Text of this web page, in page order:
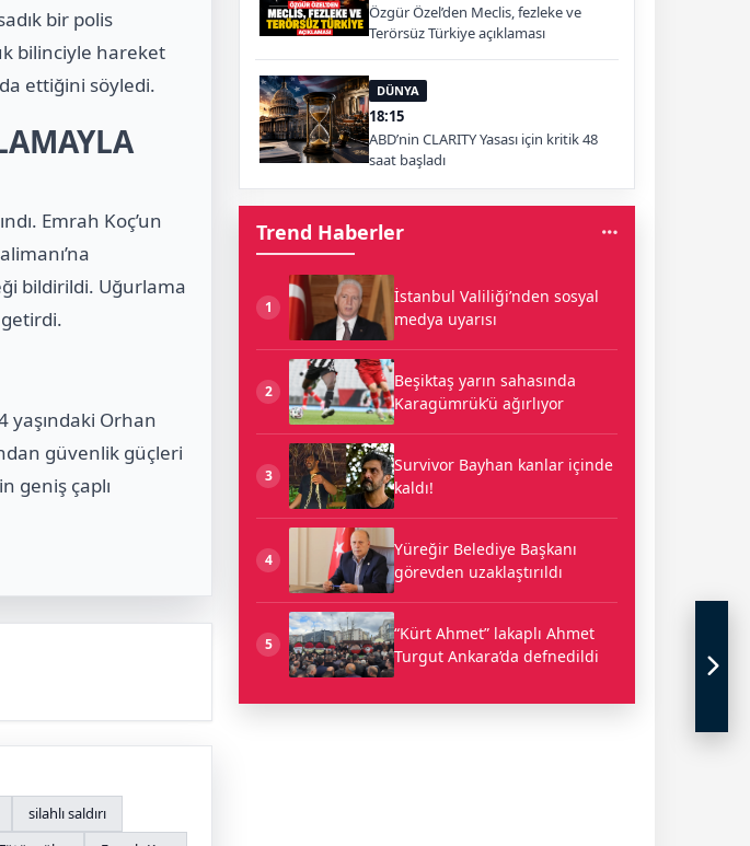
bir polis
bilinciyle hareket
ettiğini söyledi.
Emrah Koç’un
bildirildi. Uğurlama
yaşındaki Orhan
güvenlik güçleri
geniş çaplı
silahlı saldırı
Özgür Özel’den Meclis, fezleke ve
Terörsüz Türkiye açıklaması
DÜNYA
18:15
ABD’nin CLARITY Yasası için kritik 48
saat başladı
Trend Haberler
1
İstanbul Valiliği’nden sosyal
medya uyarısı
2
Beşiktaş yarın sahasında
Karagümrük’ü ağırlıyor
3
Survivor Bayhan kanlar içinde
kaldı!
4
Yüreğir Belediye Başkanı
görevden uzaklaştırıldı
5
“Kürt Ahmet” lakaplı Ahmet
Turgut Ankara’da defnedildi